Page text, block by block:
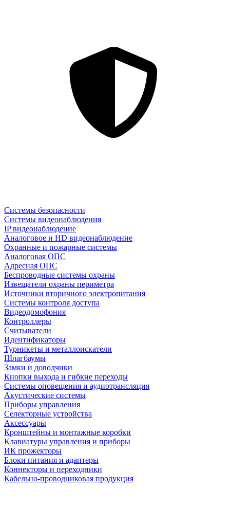
Системы безопасности
Системы видеонаблюдения
IP видеонаблюдение
Аналоговое и HD видеонаблюдение
Охранные и пожарные системы
Аналоговая ОПС
Адресная ОПС
Беспроводные системы охраны
Извещатели охраны периметра
Источники вторичного электропитания
Системы контроля доступа
Видеодомофония
Контроллеры
Считыватели
Идентификаторы
Турникеты и металлоискатели
Шлагбаумы
Замки и доводчики
Кнопки выхода и гибкие переходы
Системы оповещения и аудиотрансляция
Акустические системы
Приборы управления
Селекторные устройства
Аксессуары
Кронштейны и монтажные коробки
Клавиатуры управления и приборы
ИК прожекторы
Блоки питания и адаптеры
Коннекторы и переходники
Кабельно-проводниковая продукция